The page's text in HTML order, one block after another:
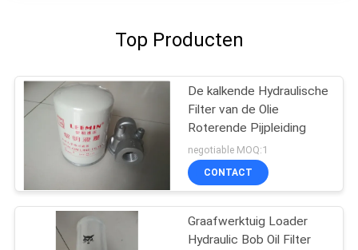
Top Producten
De kalkende Hydraulische
Filter van de Olie
Roterende Pijpleiding
negotiable MOQ:1
CONTACT
Graafwerktuig Loader
Hydraulic Bob Oil Filter